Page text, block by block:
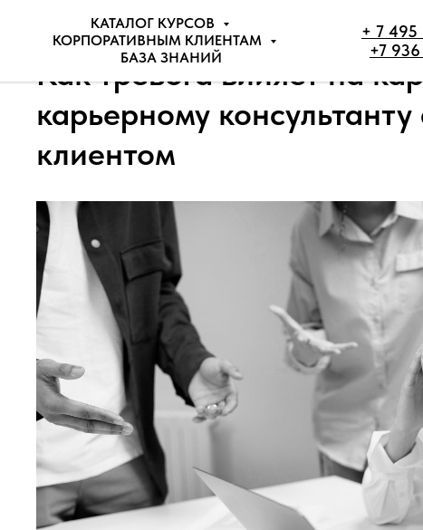
КАТАЛОГ КУРСОВ
КОРПОРАТИВНЫМ КЛИЕНТАМ
БАЗА ЗНАНИЙ
+ 7
+7
Как тревога влияет на
карьерному
клиентом